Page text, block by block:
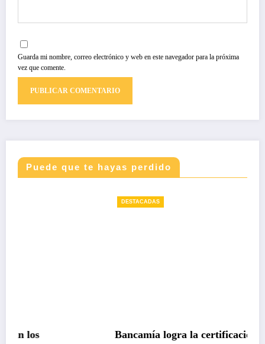
Guarda mi nombre, correo electrónico y web en este navegador para la próxima
vez que comente.
Puede que te hayas perdido
Bancamía logra la certificación carbono